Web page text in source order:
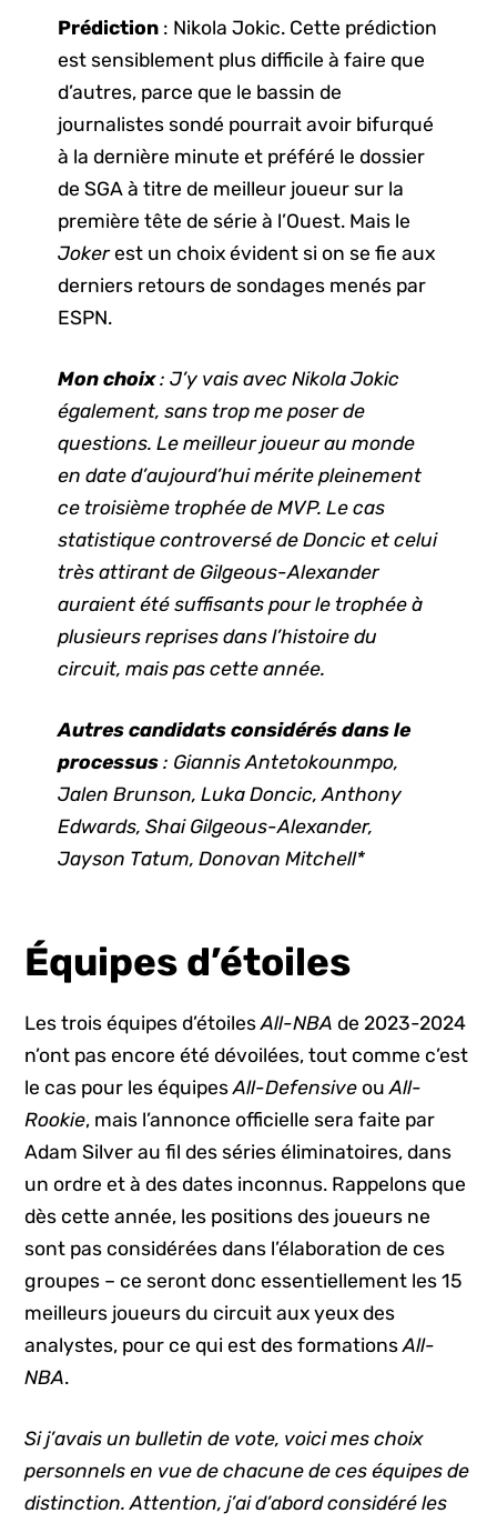
Prédiction : Nikola Jokic. Cette prédiction
est sensiblement plus difficile à faire que
d’autres, parce que le bassin de
journalistes sondé pourrait avoir bifurqué
à la dernière minute et préféré le dossier
de SGA à titre de meilleur joueur sur la
première tête de série à l’Ouest. Mais le
Jokerest un choix évident si on se fie aux
derniers retours de sondages menés par
ESPN.
Mon choix: J’y vais avec Nikola Jokic
également, sans trop me poser de
questions. Le meilleur joueur au monde
en date d’aujourd’hui mérite pleinement
ce troisième trophée de MVP. Le cas
statistique controversé de Doncic et celui
très attirant de Gilgeous-Alexander
auraient été suffisants pour le trophée à
plusieurs reprises dans l’histoire du
circuit, mais pas cette année.
Autres candidats considérés dans le
processus : Giannis Antetokounmpo,
Jalen Brunson, Luka Doncic, Anthony
Edwards, Shai Gilgeous-Alexander,
Jayson Tatum, Donovan Mitchell*
Équipes d’étoiles
Les trois équipes d’étoilesAll-NBA de 2023-2024
n’ont pas encore été dévoilées, tout comme c’est
le cas pour les équipesAll-Defensive ouAll-
Rookie, mais l’annonce officielle sera faite par
Adam Silver au fil des séries éliminatoires, dans
un ordre et à des dates inconnus. Rappelons que
dès cette année, les positions des joueurs ne
sont pas considérées dans l’élaboration de ces
groupes – ce seront donc essentiellement les 15
meilleurs joueurs du circuit aux yeux des
analystes, pour ce qui est des formationsAll-
NBA.
Si j’avais un bulletin de vote, voici mes choix
personnels en vue de chacune de ces équipes de
distinction. Attention, j’ai d’abord considéré les